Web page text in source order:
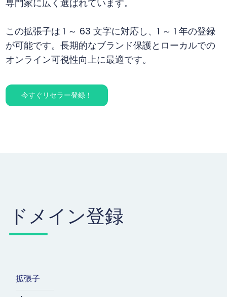
専門家に広く選ばれています。
この拡張子は 1 ～ 63 文字に対応し、1 ～ 1 年の登録
が可能です。長期的なブランド保護とローカルでの
オンライン可視性向上に最適です。
今すぐリセラー登録！
ドメイン登録
拡張子